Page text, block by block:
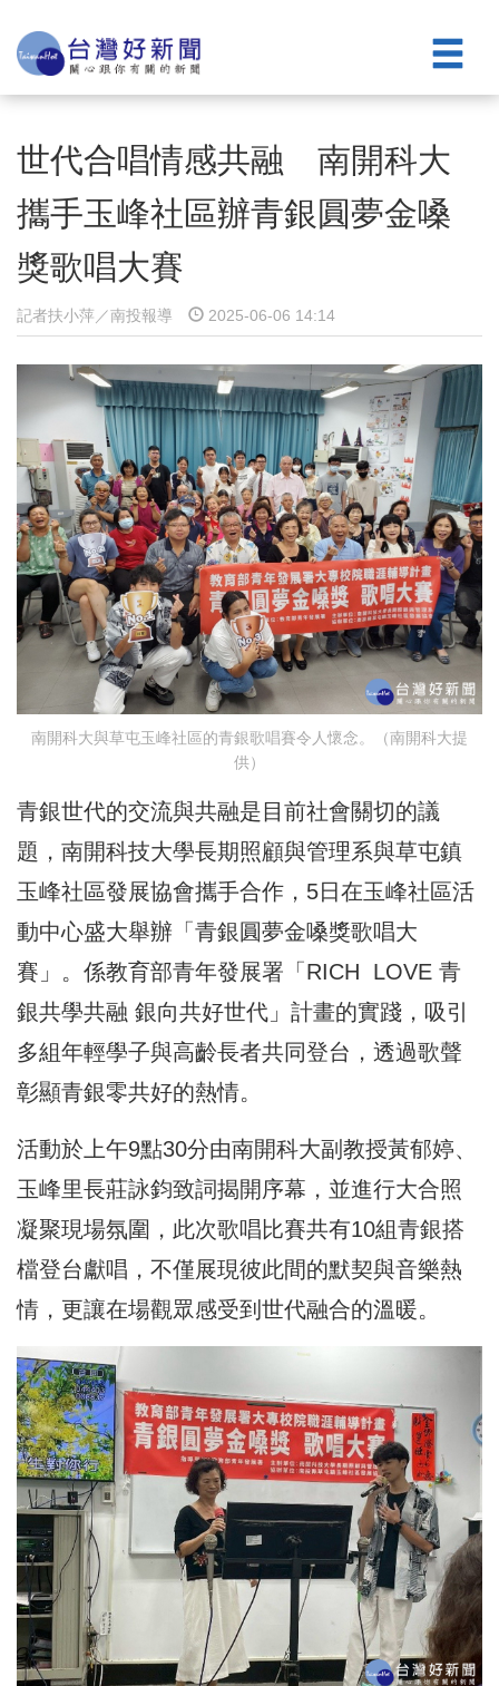
世代合唱情感共融 南開科大
攜手玉峰社區辦青銀圓夢金嗓
獎歌唱大賽
記者扶小萍／南投報導 2025-06-06 14:14
南開科大與草屯玉峰社區的青銀歌唱賽令人懷念。（南開科大提
供）
青銀世代的交流與共融是目前社會關切的議
題，南開科技大學長期照顧與管理系與草屯鎮
玉峰社區發展協會攜手合作，5日在玉峰社區活
動中心盛大舉辦「青銀圓夢金嗓獎歌唱大
賽」。係教育部青年發展署「RICH LOVE 青
銀共學共融 銀向共好世代」計畫的實踐，吸引
多組年輕學子與高齡長者共同登台，透過歌聲
彰顯青銀零共好的熱情。
活動於上午9點30分由南開科大副教授黃郁婷、
玉峰里長莊詠鈞致詞揭開序幕，並進行大合照
凝聚現場氛圍，此次歌唱比賽共有10組青銀搭
檔登台獻唱，不僅展現彼此間的默契與音樂熱
情，更讓在場觀眾感受到世代融合的溫暖。